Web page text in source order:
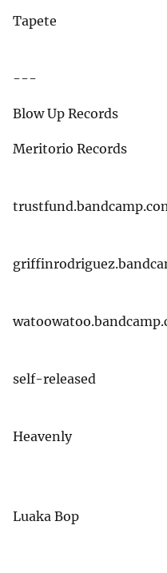
Tapete
---
Blow Up Records
Meritorio Records
self-released
Heavenly
Luaka Bop